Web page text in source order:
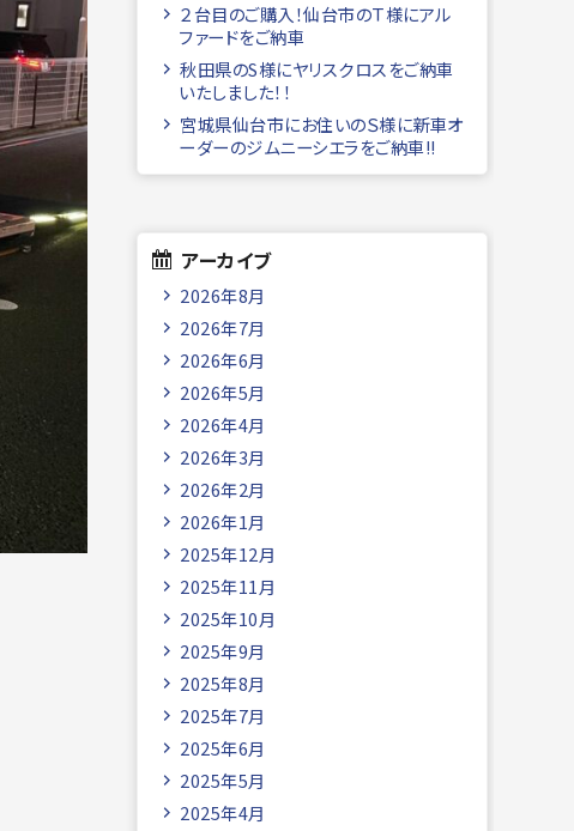
２台目のご購入！仙台市のＴ様にアル
ファードをご納車
秋田県のS様にヤリスクロスをご納車
いたしました！！
宮城県仙台市にお住いのＳ様に新車オ
ーダーのジムニーシエラをご納車!!
アーカイブ
2026年8月
2026年7月
2026年6月
2026年5月
2026年4月
2026年3月
2026年2月
2026年1月
2025年12月
2025年11月
2025年10月
2025年9月
2025年8月
2025年7月
2025年6月
2025年5月
2025年4月